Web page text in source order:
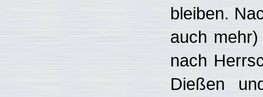
bleiben.
auch
nach
Dießen